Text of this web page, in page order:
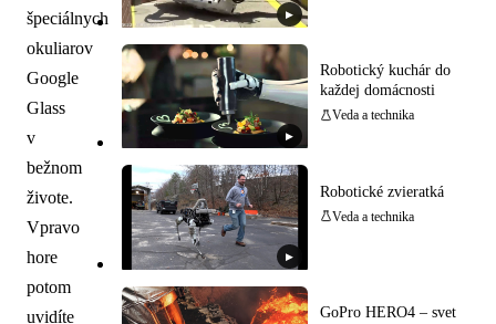
špeciálnych
okuliarov
Google
Glass
v
bežnom
živote.
Vpravo
hore
potom
uvidíte
▶
▶
Robotický kuchár do
každej domácnosti
Veda a technika
▶
Robotické zvieratká
Veda a technika
GoPro HERO4 – svet